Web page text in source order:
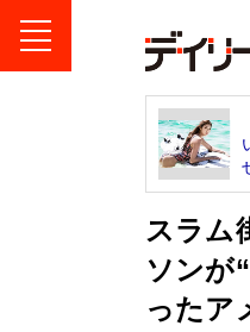
スラム
ソンが
ったア